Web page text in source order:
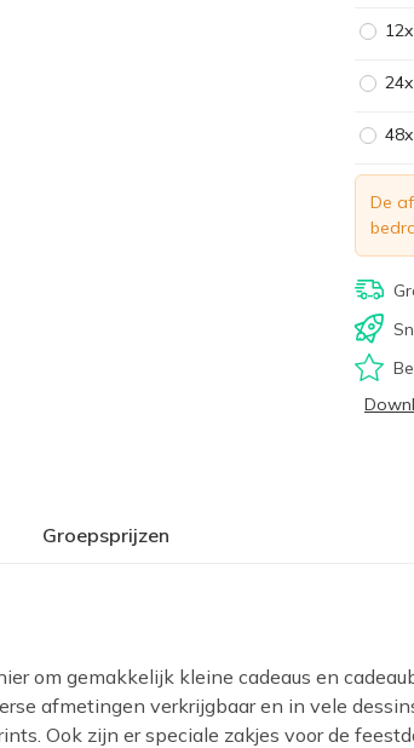
12x
24x
48x
De
Groepsprijzen
om gemakkelijk kleine cadeaus en
afmetingen verkrijgbaar en in vele
Ook zijn er speciale zakjes voor de